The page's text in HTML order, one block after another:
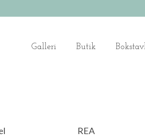
Galleri Butik
REA